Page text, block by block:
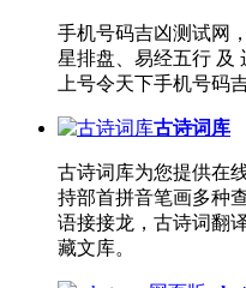
手机号码吉凶测试网
星排盘、易经五行 及
上号令天下手机号码
古诗词库
古诗词库为您提供在
持部首拼音笔画多种
语接接龙，古诗词翻
藏文库。